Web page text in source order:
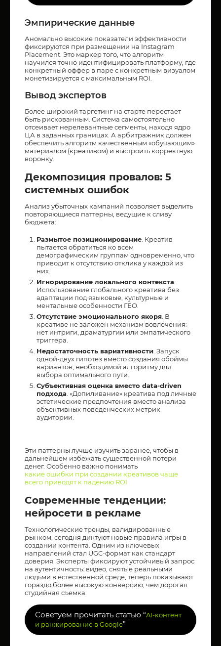
Эмпирические данные
Аномально высокие показатели эффективности
фиксируются при размещении на Instagram
Placement. Это маркер того, что алгоритм
научился точно идентифицировать платформу, где
конкретный оффер в паре с конкретным визуалом
монетизируется с максимальным ROI.
Вывод экспертов
Более широкий таргетинг на старте перестает
быть рискованным. Система самостоятельно
отсеивает нерелевантные сегменты, находя ядро
ЦА в заданных границах. А арбитражник должен
обеспечить алгоритм качественным «обучающим»
материалом (креативом) и выстроить корректную
воронку.
Декомпозиция провалов: 5
системных ошибок
Анализ убыточных кампаний позволяет выделить
повторяющиеся паттерны, ведущие к сливу
бюджета:
Размытое позиционирование. Креатив
пытается обратиться ко всем
демографическим группам одновременно, что
приводит к отсутствию отклика у каждой из
них.
Игнорирование локального контекста.
Использование глобального креатива без
адаптации под языковые, культурные и
ментальные особенности ГЕО.
Отсутствие эмоционального якоря. В
креативе не заложен механизм вовлечения:
нет интриги, драматургии или эмпатического
триггера.
Недостаточность вариативности. Запуск
одной-двух гипотез вместо создания обоймы
вариантов, необходимой алгоритму для
выбора оптимального пути.
Субъективная оценка вместо data-driven
подхода. «Допиливание» креатива под личные
эстетические предпочтения вместо анализа
объективных поведенческих метрик
аудитории.
Эти паттерны лучше изучить заранее, чтобы в
дальнейшем избежать существенной потери
денег. Особенно важно понимать
какие ошибки при создании креативов чаще
всего приводят к падению ROI
Современные тенденции:
нейросети в рекламе
Технологические тренды, валидированные
рынком, сегодня диктуют новые правила игры в
создании контента. Одним из ключевых
направлений стал UGC-формат как стандарт
доверия. Эксперты фиксируют устойчивый запрос
на аутентичность: видео, снятые реальными
людьми в естественной среде, теперь показывают
гораздо более высокую конверсию, чем дорогая
студийная съемка.
Советуем прочитать статью “AI-контент
и ранжирование в Google”